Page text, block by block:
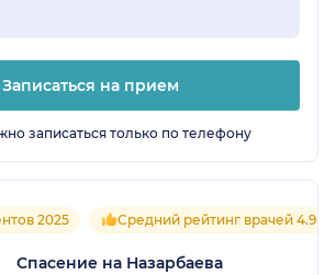
Записаться на прием
записаться только по телефону
2025 Средний рейтинг врачей 4.9
Спасение на Назарбаева